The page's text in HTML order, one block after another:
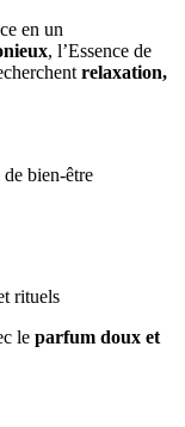
en un
, l’Essence de
relaxation,
bien-être
rituels
le parfum doux et